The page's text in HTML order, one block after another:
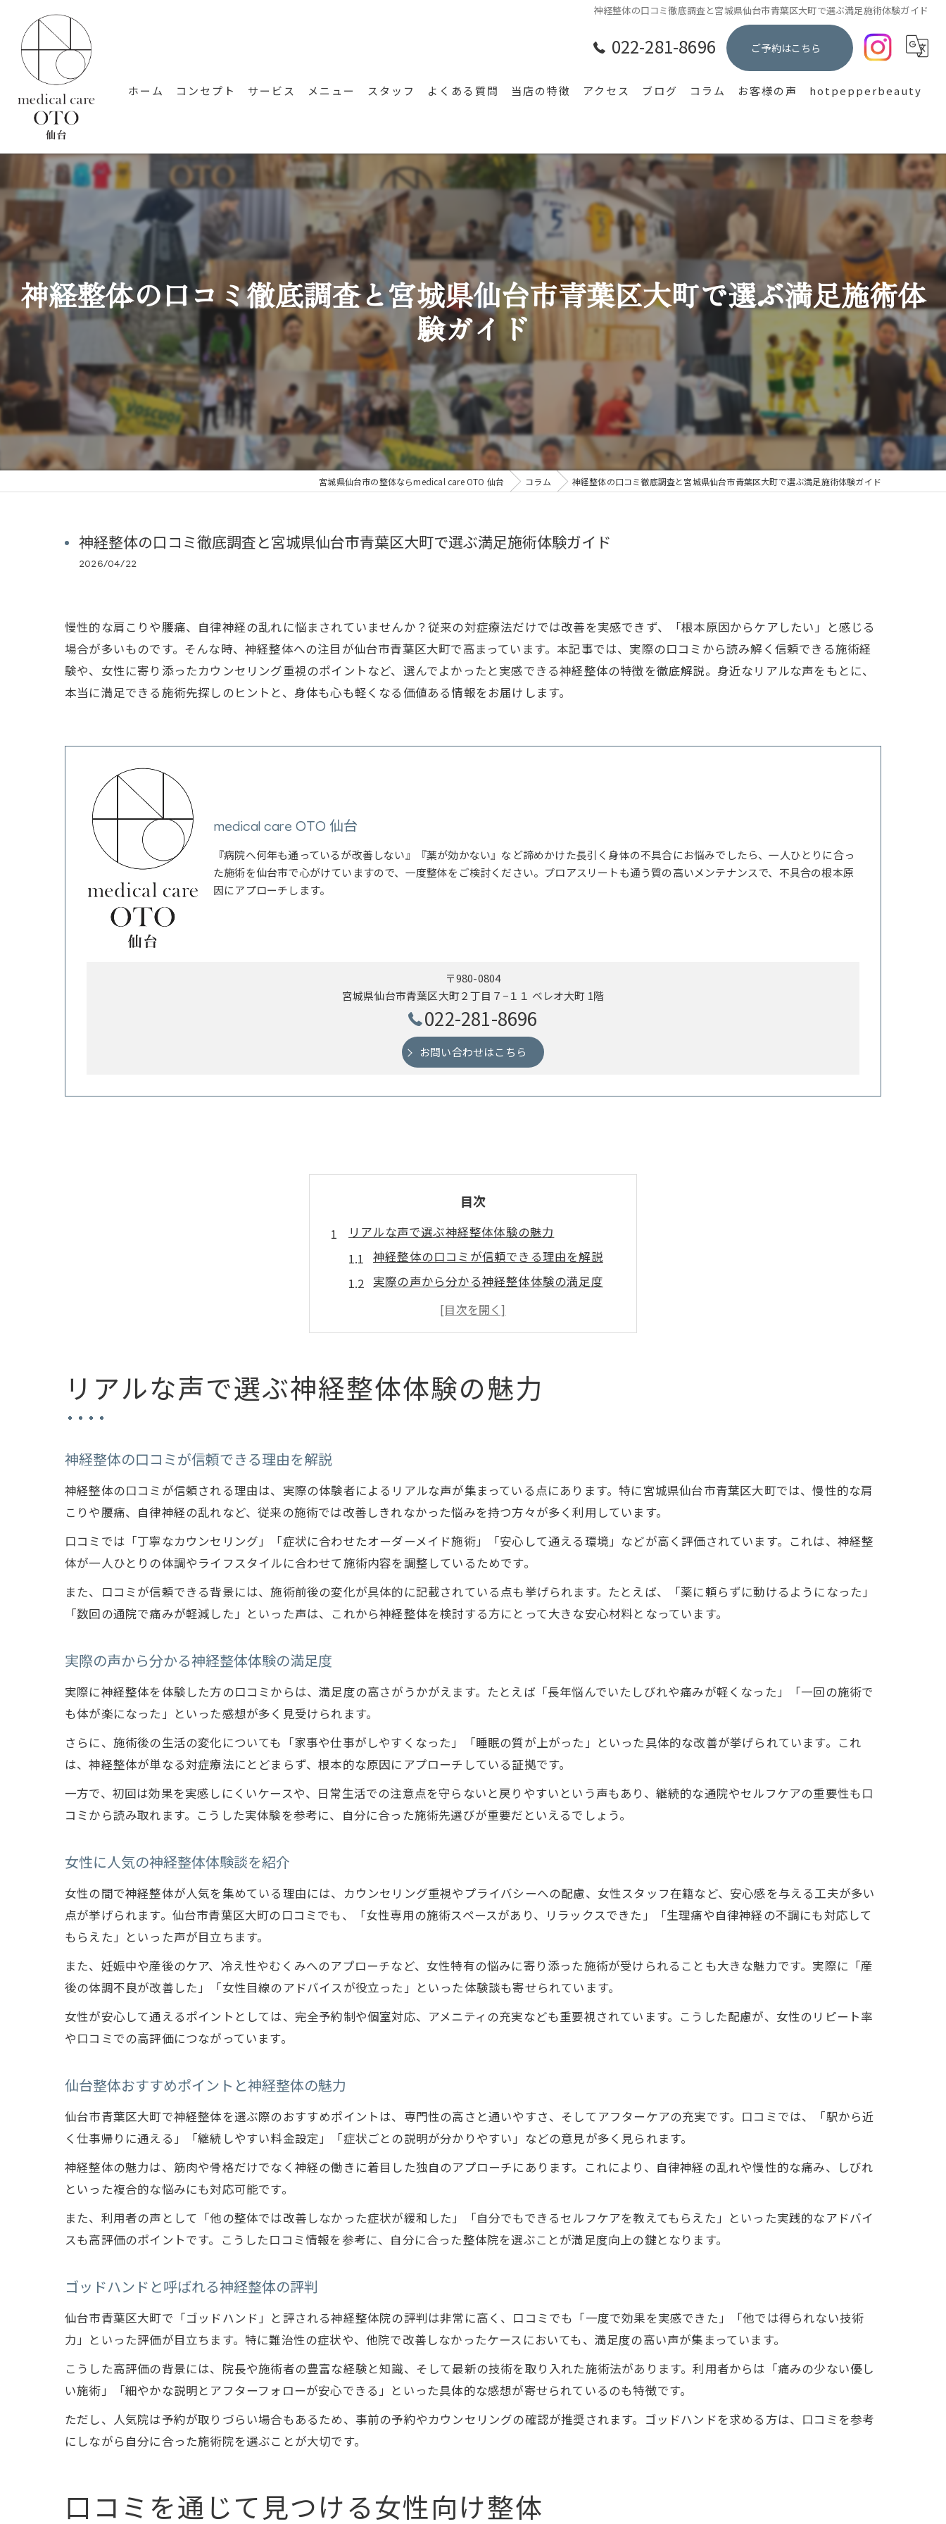
神経整体の口コミ徹底調査と宮城県仙台市青葉区大町で選ぶ満足施術体験ガイド
022-281-8696 ご予約はこちら
ホーム コンセプト サービス メニュー スタッフ よくある質問 当店の特徴
膝
スポーツ
頭痛
アクセス ブログ コラム お客様の声 hotpepperbeauty
神経整体の口コミ徹底調査と宮城県仙台市青葉区大町で選ぶ満足施術体
験ガイド
宮城県仙台市の整体ならmedical care OTO 仙台 コラム 神経整体の口コミ徹底調査と宮城県仙台市青葉区大町で選ぶ満足施術体験ガイド
神経整体の口コミ徹底調査と宮城県仙台市青葉区大町で選ぶ満足施術体験ガイド
2026/04/22
慢性的な肩こりや腰痛、自律神経の乱れに悩まされていませんか？従来の対症療法だけでは改善を実感できず、「根本原因からケアしたい」と感じる
場合が多いものです。そんな時、神経整体への注目が仙台市青葉区大町で高まっています。本記事では、実際の口コミから読み解く信頼できる施術経
験や、女性に寄り添ったカウンセリング重視のポイントなど、選んでよかったと実感できる神経整体の特徴を徹底解説。身近なリアルな声をもとに、
本当に満足できる施術先探しのヒントと、身体も心も軽くなる価値ある情報をお届けします。
medical care OTO 仙台
『病院へ何年も通っているが改善しない』『薬が効かない』など諦めかけた長引く身体の不具合にお悩みでしたら、一人ひとりに合っ
た施術を仙台市で心がけていますので、一度整体をご検討ください。プロアスリートも通う質の高いメンテナンスで、不具合の根本原
因にアプローチします。
〒980-0804
宮城県仙台市青葉区大町２丁目７−１１ ベレオ大町 1階
022-281-8696
お問い合わせはこちら
目次
リアルな声で選ぶ神経整体体験の魅力
神経整体の口コミが信頼できる理由を解説
実際の声から分かる神経整体体験の満足度
女性に人気の神経整体体験談を紹介
仙台整体おすすめポイントと神経整体の魅力
口コミを通じて見つける女性向け整体
女性に支持される神経整体の特徴を解説
女性が求める神経整体のカウンセリング体験
神経整体が自律神経に働きかける仕組み
自律神経の乱れに神経整体が選ばれる理由
ボキボキ整体と神経整体の施術比較
口コミで話題のボキボキ整体と神経整体
神経整体が選ばれる理由と安全性について
女性に安心の神経整体とボキボキ整体の違い
神経整体で姿勢や腰痛が改善する理由
神経整体が猫背や慢性痛に効果的な理由
口コミで評判の神経整体姿勢矯正実績
満足度重視の神経整体選びガイド
神経整体選びで失敗しないポイント解説
口コミを活用した神経整体選びのコツ
リアルな声で選ぶ神経整体体験の魅力
神経整体の口コミが信頼できる理由を解説
神経整体の口コミが信頼される理由は、実際の体験者によるリアルな声が集まっている点にあります。特に宮城県仙台市青葉区大町では、慢性的な肩
こりや腰痛、自律神経の乱れなど、従来の施術では改善しきれなかった悩みを持つ方々が多く利用しています。
口コミでは「丁寧なカウンセリング」「症状に合わせたオーダーメイド施術」「安心して通える環境」などが高く評価されています。これは、神経整
体が一人ひとりの体調やライフスタイルに合わせて施術内容を調整しているためです。
また、口コミが信頼できる背景には、施術前後の変化が具体的に記載されている点も挙げられます。たとえば、「薬に頼らずに動けるようになった」
「数回の通院で痛みが軽減した」といった声は、これから神経整体を検討する方にとって大きな安心材料となっています。
実際の声から分かる神経整体体験の満足度
実際に神経整体を体験した方の口コミからは、満足度の高さがうかがえます。たとえば「長年悩んでいたしびれや痛みが軽くなった」「一回の施術で
も体が楽になった」といった感想が多く見受けられます。
さらに、施術後の生活の変化についても「家事や仕事がしやすくなった」「睡眠の質が上がった」といった具体的な改善が挙げられています。これ
は、神経整体が単なる対症療法にとどまらず、根本的な原因にアプローチしている証拠です。
一方で、初回は効果を実感しにくいケースや、日常生活での注意点を守らないと戻りやすいという声もあり、継続的な通院やセルフケアの重要性も口
コミから読み取れます。こうした実体験を参考に、自分に合った施術先選びが重要だといえるでしょう。
女性に人気の神経整体体験談を紹介
女性の間で神経整体が人気を集めている理由には、カウンセリング重視やプライバシーへの配慮、女性スタッフ在籍など、安心感を与える工夫が多い
点が挙げられます。仙台市青葉区大町の口コミでも、「女性専用の施術スペースがあり、リラックスできた」「生理痛や自律神経の不調にも対応して
もらえた」といった声が目立ちます。
また、妊娠中や産後のケア、冷え性やむくみへのアプローチなど、女性特有の悩みに寄り添った施術が受けられることも大きな魅力です。実際に「産
後の体調不良が改善した」「女性目線のアドバイスが役立った」といった体験談も寄せられています。
女性が安心して通えるポイントとしては、完全予約制や個室対応、アメニティの充実なども重要視されています。こうした配慮が、女性のリピート率
や口コミでの高評価につながっています。
仙台整体おすすめポイントと神経整体の魅力
仙台市青葉区大町で神経整体を選ぶ際のおすすめポイントは、専門性の高さと通いやすさ、そしてアフターケアの充実です。口コミでは、「駅から近
く仕事帰りに通える」「継続しやすい料金設定」「症状ごとの説明が分かりやすい」などの意見が多く見られます。
神経整体の魅力は、筋肉や骨格だけでなく神経の働きに着目した独自のアプローチにあります。これにより、自律神経の乱れや慢性的な痛み、しびれ
といった複合的な悩みにも対応可能です。
また、利用者の声として「他の整体では改善しなかった症状が緩和した」「自分でもできるセルフケアを教えてもらえた」といった実践的なアドバイ
スも高評価のポイントです。こうした口コミ情報を参考に、自分に合った整体院を選ぶことが満足度向上の鍵となります。
ゴッドハンドと呼ばれる神経整体の評判
仙台市青葉区大町で「ゴッドハンド」と評される神経整体院の評判は非常に高く、口コミでも「一度で効果を実感できた」「他では得られない技術
力」といった評価が目立ちます。特に難治性の症状や、他院で改善しなかったケースにおいても、満足度の高い声が集まっています。
こうした高評価の背景には、院長や施術者の豊富な経験と知識、そして最新の技術を取り入れた施術法があります。利用者からは「痛みの少ない優し
い施術」「細やかな説明とアフターフォローが安心できる」といった具体的な感想が寄せられているのも特徴です。
ただし、人気院は予約が取りづらい場合もあるため、事前の予約やカウンセリングの確認が推奨されます。ゴッドハンドを求める方は、口コミを参考
にしながら自分に合った施術院を選ぶことが大切です。
口コミを通じて見つける女性向け整体
お問い合わせはこちら